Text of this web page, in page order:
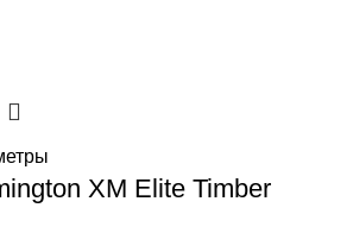
XM Elite Timber